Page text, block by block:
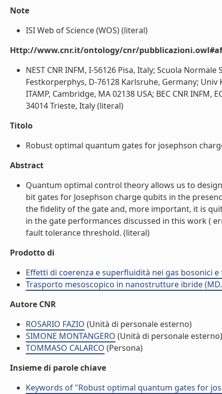
Note
ISI Web of Science (WOS) (literal)
Http://www.cnr.it/ontology/cnr/
NEST CNR INFM, I-56126 Pisa, Italy; Scuola
Festkorperphys, D-76128 Karlsruhe, Germany; Univ
ITAMP, Cambridge, MA 02138 USA; BEC CNR INFM,
34014 Trieste, Italy (literal)
Titolo
Robust optimal quantum gates for josephson
Abstract
Quantum optimal control theory allows us to
bit gates for Josephson charge qubits in the
the fidelity of the gate and, more important, it is
in the gate performances discussed in this work (
fault tolerance threshold. (literal)
Prodotto di
Effetti di coerenza e superfluidità nei gas bosonici e
Trasporto mesoscopico in nanostrutture ibride
Autore CNR
ROSARIO FAZIO (Unità di personale esterno)
SIMONE MONTANGERO (Unità di personale esterno)
TOMMASO CALARCO (Persona)
Insieme di parole chiave
Keywords of "Robust optimal quantum gates for